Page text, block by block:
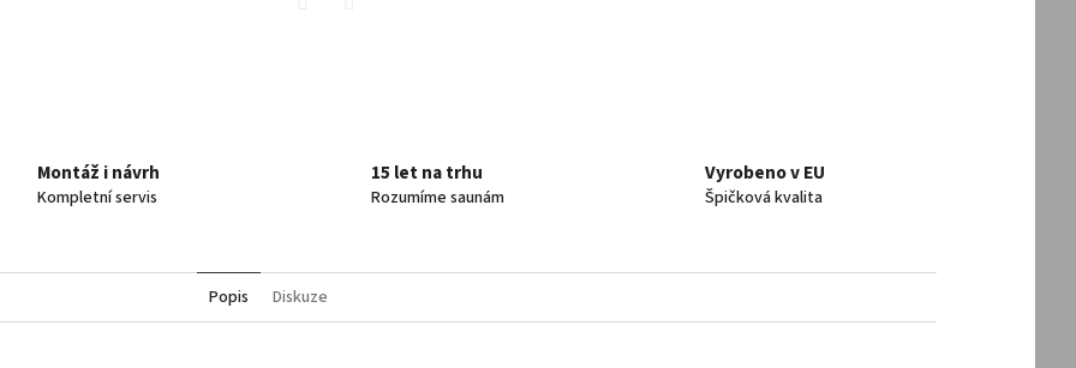
Montáž i návrh
Kompletní servis
15 let na trhu
Rozumíme saunám
Vyrobeno v EU
Špičková kvalita
Popis Diskuze